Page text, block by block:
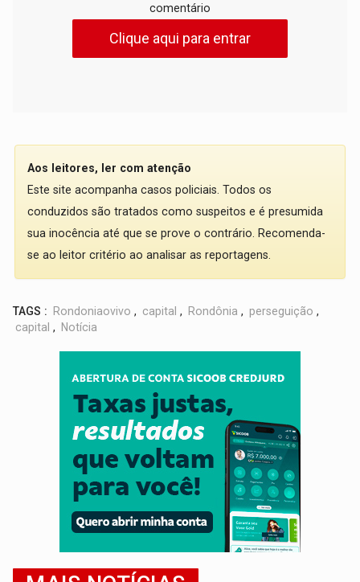
comentário
Clique aqui para entrar
Aos leitores, ler com atenção
Este site acompanha casos policiais. Todos os
conduzidos são tratados como suspeitos e é presumida
sua inocência até que se prove o contrário. Recomenda-
se ao leitor critério ao analisar as reportagens.
TAGS : Rondoniaovivo , capital , Rondônia , perseguição ,
capital, Notícia